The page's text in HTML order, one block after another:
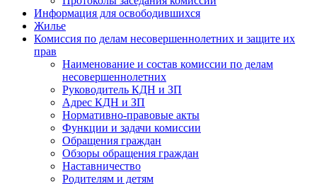
Информация для освободившихся
Жилье
Комиссия по делам несовершеннолетних и защите их
прав
Наименование и состав комиссии по делам
несовершеннолетних
Руководитель КДН и ЗП
Адрес КДН и ЗП
Нормативно-правовые акты
Функции и задачи комиссии
Обращения граждан
Обзоры обращения граждан
Наставничество
Родителям и детям